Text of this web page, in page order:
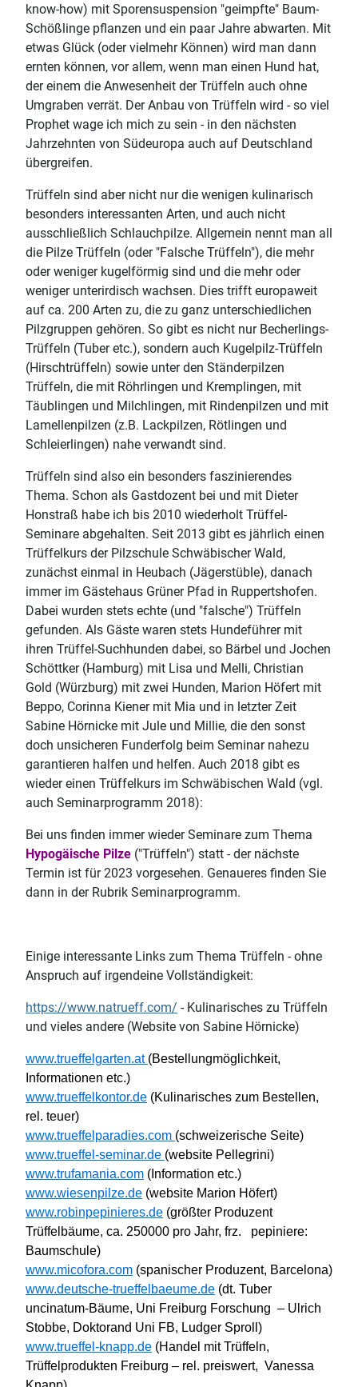
know-how) mit Sporensuspension "geimpfte" Baum-
Schößlinge pflanzen und ein paar Jahre abwarten. Mit
etwas Glück (oder vielmehr Können) wird man dann
ernten können, vor allem, wenn man einen Hund hat,
der einem die Anwesenheit der Trüffeln auch ohne
Umgraben verrät. Der Anbau von Trüffeln wird - so viel
Prophet wage ich mich zu sein - in den nächsten
Jahrzehnten von Südeuropa auch auf Deutschland
übergreifen.
Trüffeln sind aber nicht nur die wenigen kulinarisch
besonders interessanten Arten, und auch nicht
ausschließlich Schlauchpilze. Allgemein nennt man all
die Pilze Trüffeln (oder "Falsche Trüffeln"), die mehr
oder weniger kugelförmig sind und die mehr oder
weniger unterirdisch wachsen. Dies trifft europaweit
auf ca. 200 Arten zu, die zu ganz unterschiedlichen
Pilzgruppen gehören. So gibt es nicht nur Becherlings-
Trüffeln (Tuber etc.), sondern auch Kugelpilz-Trüffeln
(Hirschtrüffeln) sowie unter den Ständerpilzen
Trüffeln, die mit Röhrlingen und Kremplingen, mit
Täublingen und Milchlingen, mit Rindenpilzen und mit
Lamellenpilzen (z.B. Lackpilzen, Rötlingen und
Schleierlingen) nahe verwandt sind.
Trüffeln sind also ein besonders faszinierendes
Thema. Schon als Gastdozent bei und mit Dieter
Honstraß habe ich bis 2010 wiederholt Trüffel-
Seminare abgehalten. Seit 2013 gibt es jährlich einen
Trüffelkurs der Pilzschule Schwäbischer Wald,
zunächst einmal in Heubach (Jägerstüble), danach
immer im Gästehaus Grüner Pfad in Ruppertshofen.
Dabei wurden stets echte (und "falsche") Trüffeln
gefunden. Als Gäste waren stets Hundeführer mit
ihren Trüffel-Suchhunden dabei, so Bärbel und Jochen
Schöttker (Hamburg) mit Lisa und Melli, Christian
Gold (Würzburg) mit zwei Hunden, Marion Höfert mit
Beppo, Corinna Kiener mit Mia und in letzter Zeit
Sabine Hörnicke mit Jule und Millie, die den sonst
doch unsicheren Funderfolg beim Seminar nahezu
garantieren halfen und helfen. Auch 2018 gibt es
wieder einen Trüffelkurs im Schwäbischen Wald (vgl.
auch Seminarprogramm 2018):
Bei uns finden immer wieder Seminare zum Thema
Hypogäische Pilze ("Trüffeln") statt - der nächste
Termin ist für 2023 vorgesehen. Genaueres finden Sie
dann in der Rubrik Seminarprogramm.
Einige interessante Links zum Thema Trüffeln - ohne
Anspruch auf irgendeine Vollständigkeit:
https://www.natrueff.com/ - Kulinarisches zu Trüffeln
und vieles andere (Website von Sabine Hörnicke)
www.trueffelgarten.at (Bestellungmöglichkeit,
Informationen etc.)
www.trueffelkontor.de (Kulinarisches zum Bestellen,
rel. teuer)
www.trueffelparadies.com (schweizerische Seite)
www.trueffel-seminar.de (website Pellegrini)
www.trufamania.com (Information etc.)
www.wiesenpilze.de (website Marion Höfert)
www.robinpepinieres.de (größter Produzent
Trüffelbäume, ca. 250000 pro Jahr, frz. pepiniere:
Baumschule)
www.micofora.com (spanischer Produzent, Barcelona)
www.deutsche-trueffelbaeume.de (dt. Tuber
uncinatum-Bäume, Uni Freiburg Forschung – Ulrich
Stobbe, Doktorand Uni FB, Ludger Sproll )
www.trueffel-knapp.de (Handel mit Trüffeln,
Trüffelprodukten Freiburg – rel. preiswert, Vanessa